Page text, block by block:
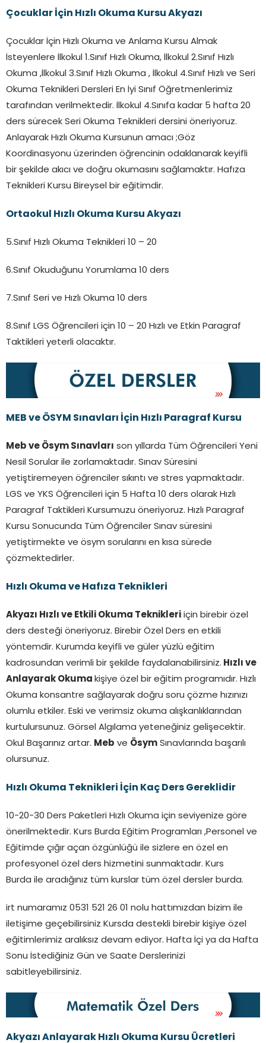
Çocuklar İçin Hızlı Okuma Kursu Akyazı
Çocuklar İçin Hızlı Okuma ve Anlama Kursu Almak
İsteyenlere İlkokul 1.Sınıf Hızlı Okuma, İlkokul 2.Sınıf Hızlı
Okuma ,İlkokul 3.Sınıf Hızlı Okuma , İlkokul 4.Sınıf Hızlı ve Seri
Okuma Teknikleri Dersleri En İyi Sınıf Öğretmenlerimiz
tarafından verilmektedir. İlkokul 4.Sınıfa kadar 5 hafta 20
ders sürecek Seri Okuma Teknikleri dersini öneriyoruz.
Anlayarak Hızlı Okuma Kursunun amacı ;Göz
Koordinasyonu üzerinden öğrencinin odaklanarak keyifli
bir şekilde akıcı ve doğru okumasını sağlamaktır. Hafıza
Teknikleri Kursu Bireysel bir eğitimdir.
Ortaokul Hızlı Okuma Kursu Akyazı
5.Sınıf Hızlı Okuma Teknikleri 10 – 20
6.Sınıf Okuduğunu Yorumlama 10 ders
7.Sınıf Seri ve Hızlı Okuma 10 ders
8.Sınıf LGS Öğrencileri için 10 – 20 Hızlı ve Etkin Paragraf
Taktikleri yeterli olacaktır.
MEB ve ÖSYM Sınavları İçin Hızlı Paragraf Kursu
Meb ve Ösym Sınavları
son yıllarda Tüm Öğrencileri Yeni
Nesil Sorular ile zorlamaktadır. Sınav Süresini
yetiştiremeyen öğrenciler sıkıntı ve stres yapmaktadır.
LGS ve YKS Öğrencileri için 5 Hafta 10 ders olarak Hızlı
Paragraf Taktikleri Kursumuzu öneriyoruz. Hızlı Paragraf
Kursu Sonucunda Tüm Öğrenciler Sınav süresini
yetiştirmekte ve ösym sorularını en kısa sürede
çözmektedirler.
Hızlı Okuma ve Hafıza Teknikleri
Akyazı Hızlı ve Etkili Okuma Teknikleri için birebir özel
ders desteği öneriyoruz. Birebir Özel Ders en etkili
yöntemdir. Kurumda keyifli ve güler yüzlü eğitim
kadrosundan verimli bir şekilde faydalanabilirsiniz. Hızlı ve
Anlayarak Okuma kişiye özel bir eğitim programıdır. Hızlı
Okuma konsantre sağlayarak doğru soru çözme hızınızı
olumlu etkiler. Eski ve verimsiz okuma alışkanlıklarından
kurtulursunuz. Görsel Algılama yeteneğiniz gelişecektir.
Okul Başarınız artar. Meb ve Ösym Sınavlarında başarılı
olursunuz.
Hızlı Okuma Teknikleri İçin Kaç Ders Gereklidir
10-20-30 Ders Paketleri Hızlı Okuma için seviyenize göre
önerilmektedir. Kurs Burda Eğitim Programları ,Personel ve
Eğitimde çığır açan özgünlüğü ile sizlere en özel en
profesyonel özel ders hizmetini sunmaktadır. Kurs
Burda ile aradığınız tüm kurslar tüm özel dersler burda.
irt numaramız 0531 521 26 01 nolu hattımızdan bizim ile
iletişime geçebilirsiniz Kursda destekli birebir kişiye özel
eğitimlerimiz aralıksız devam ediyor. Hafta İçi ya da Hafta
Sonu İstediğiniz Gün ve Saate Derslerinizi
sabitleyebilirsiniz.
Akyazı Anlayarak Hızlı Okuma Kursu Ücretleri